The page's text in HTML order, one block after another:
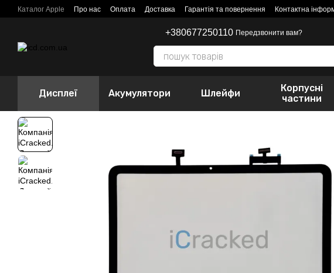
Перейти до основного контенту
Каталог Apple Про нас Оплата Доставка Гарантія та повернення Контактна
+380677250110 Передзвонити вам?
Дисплеї Акумулятори Шлейфи
Корпусні
частини